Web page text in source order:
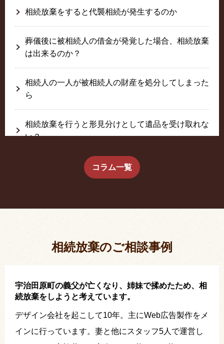
相続放棄をすると代襲相続が発生するのか
葬儀後に被相続人の借金が発覚した場合、相続放棄
は出来るのか？
相続人の一人が被相続人の財産を処分してしまった
ら
相続放棄を行うと形見分けとして遺品を受け取れな
い？
生前に相続放棄すると約束した念書は有効か？
コラム一覧
相続放棄のご相談事例
宇治田原町の義父が亡くなり、姉妹で揉めたため、相
続放棄をしようと考えています。
デザイン会社を起こして10年。主にWeb広告製作をメ
インに行っています。妻と他にスタッフ5人で運営し